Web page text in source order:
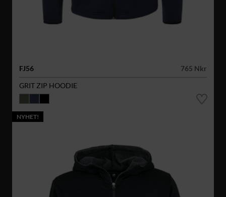
FJ56
765 Nkr
GRIT ZIP HOODIE
NYHET!